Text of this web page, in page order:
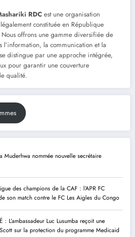
RDC est une organisation
constituée en République
offrons une gamme diversifiée de
l’information, la communication et la
distingue par une approche intégrée,
pour garantir une couverture
qualité.
Muderhwa nommée nouvelle secrétaire
des champions de la CAF : l’APR FC
son match contre le FC Les Aigles du Congo
: L’ambassadeur Luc Lusumba reçoit une
sur la protection du programme Medicaid